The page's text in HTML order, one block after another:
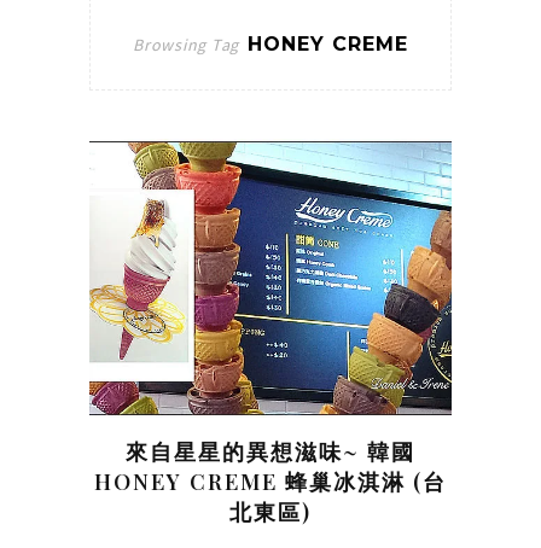
Browsing Tag HONEY CREME
來自星星的異想滋味~ 韓國
HONEY CREME 蜂巢冰淇淋 (台
北東區)